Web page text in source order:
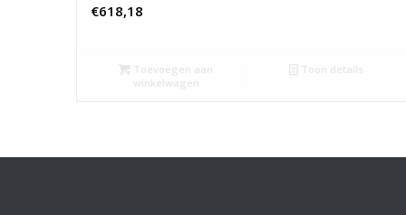
€618,18
Toevoegen aan
winkelwagen
Toon details